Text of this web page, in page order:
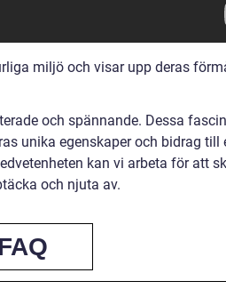
miljö och visar upp deras
och spännande. Dessa
unika egenskaper och bidrag till
kan vi arbeta för att
och njuta av.